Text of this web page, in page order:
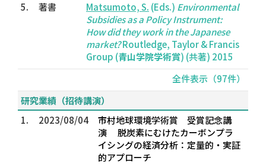
5.
著書 Matsumoto, S. (Eds.) Environmental
Subsidies as a Policy Instrument:
How did they work in the Japanese
market?Routledge, Taylor & Francis
Group (青山学院学術賞) (共著) 2015
全件表示（97件）
研究業績（招待講演）
1.
2023/08/04
市村地球環境学術賞 受賞記念講
演 脱炭素にむけたカーボンプラ
イシングの経済分析：定量的・実証
的アプローチ